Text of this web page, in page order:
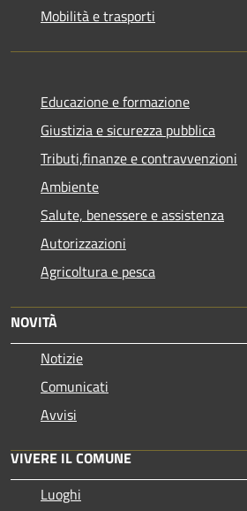
Mobilità e trasporti
Educazione e formazione
Giustizia e sicurezza pubblica
Tributi,finanze e contravvenzioni
Ambiente
Salute, benessere e assistenza
Autorizzazioni
Agricoltura e pesca
NOVITÀ
Notizie
Comunicati
Avvisi
VIVERE IL COMUNE
Luoghi